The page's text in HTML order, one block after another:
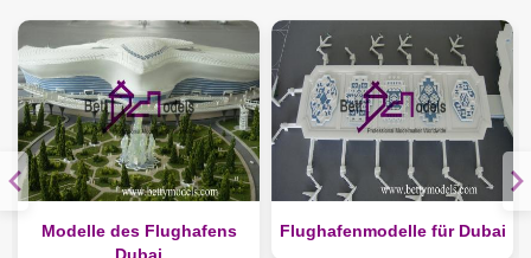
Flughafenmodelle für Dubai Italien-